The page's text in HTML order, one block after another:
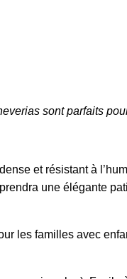
sont parfaits
et résistant à
une élégante
les familles avec